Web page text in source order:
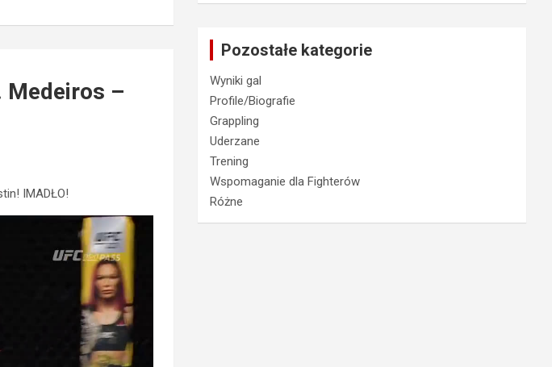
Medeiros –
IMADŁO!
Pozostałe kategorie
Wyniki gal
Profile/Biografie
Grappling
Uderzane
Trening
Wspomaganie dla Fighterów
Różne